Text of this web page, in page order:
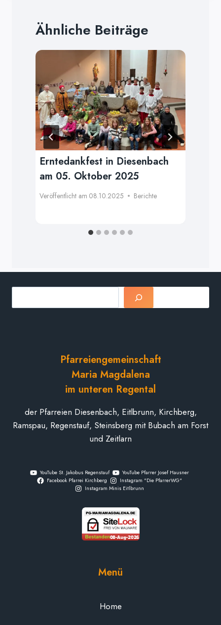
Ähnliche Beiträge
Erntedankfest in Diesenbach
am 05. Oktober 2025
Veröffentlicht am 08.10.2025 Berichte
Suchen
Pfarreiengemeinschaft
Maria Magdalena
im unteren Regental
der Pfarreien Diesenbach, Eitlbrunn, Kirchberg,
Ramspau, Regenstauf, Steinsberg mit Bubach am Forst
und Zeitlarn
YouTube St. Jakobus Regenstauf
YouTube Pfarrer Josef Hausner
Facebook Pfarrei Kirchberg
Instagram "Die PfarrerWG"
Instagram Minis Eitlbrunn
Menü
Home